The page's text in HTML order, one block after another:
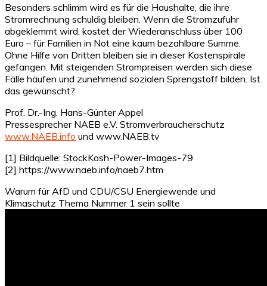
Besonders schlimm wird es für die Haushalte, die ihre
Stromrechnung schuldig bleiben. Wenn die Stromzufuhr
abgeklemmt wird, kostet der Wiederanschluss über 100
Euro – für Familien in Not eine kaum bezahlbare Summe.
Ohne Hilfe von Dritten bleiben sie in dieser Kostenspirale
gefangen. Mit steigenden Strompreisen werden sich diese
Fälle häufen und zunehmend sozialen Sprengstoff bilden. Ist
das gewünscht?
Prof. Dr.-Ing. Hans-Günter Appel
Pressesprecher NAEB e.V. Stromverbraucherschutz
www.NAEB.info und www.NAEB.tv
[1] Bildquelle: StockKosh-Power-Images-79
[2] https://www.naeb.info/naeb7.htm
Warum für AfD und CDU/CSU Energiewende und
Klimaschutz Thema Nummer 1 sein sollte